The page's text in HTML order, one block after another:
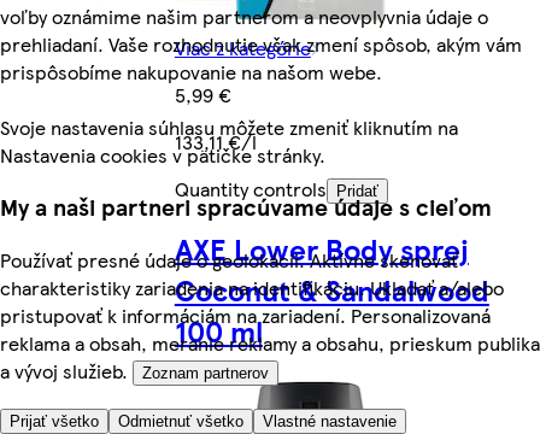
voľby oznámime našim partnerom a neovplyvnia údaje o
prehliadaní. Vaše rozhodnutie však zmení spôsob, akým vám
prispôsobíme nakupovanie na našom webe.
Svoje nastavenia súhlasu môžete zmeniť kliknutím na
Nastavenia cookies v pätičke stránky.
My a naši partneri spracúvame údaje s cieľom
Používať presné údaje o geolokácii. Aktívne skenovať
charakteristiky zariadenia na identifikáciu. Ukladať a/alebo
pristupovať k informáciám na zariadení. Personalizovaná
reklama a obsah, meranie reklamy a obsahu, prieskum publika
a vývoj služieb.
Zoznam partnerov
Prijať všetko Odmietnuť všetko Vlastné nastavenie
Viac z kategórie
5,99 €
133,11 €/l
Quantity controls
Pridať
AXE Lower Body sprej
Coconut & Sandalwood
100 ml